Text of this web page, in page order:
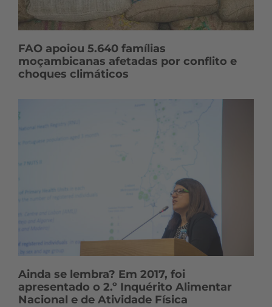
FAO apoiou 5.640 famílias
moçambicanas afetadas por conflito e
choques climáticos
Ainda se lembra? Em 2017, foi
apresentado o 2.º Inquérito Alimentar
Nacional e de Atividade Física